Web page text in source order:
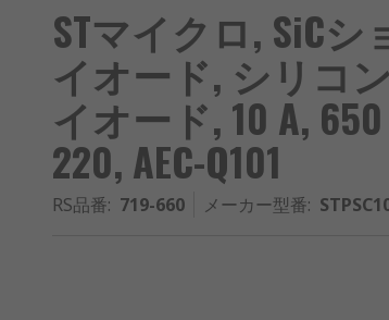
STマイクロ, SiC
イオード, シリコ
イオード, 10 A,
220, AEC-Q101
RS品番: 719-660 メーカー型番: